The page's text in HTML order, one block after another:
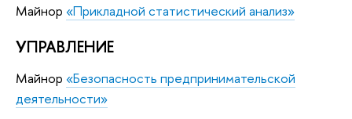
Майнор «Прикладной статистический анализ»
УПРАВЛЕНИЕ
Майнор «Безопасность предпринимательской
деятельности»